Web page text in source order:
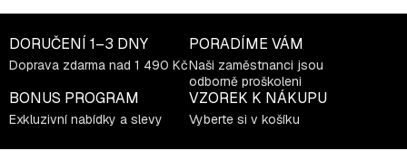
c
í
p
v
k
y
DORUČENÍ 1–3 DNY
Doprava zdarma nad 1 490 Kč
PORADÍME VÁM
Naši zaměstnanci jsou
odborně proškoleni
BONUS PROGRAM
Exkluzivní nabídky a slevy
VZOREK K NÁKUPU
Vyberte si v košíku